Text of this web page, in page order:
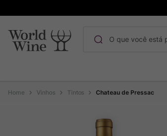
Vinhos Tintos Chateau de Pressac
1º Maçanita